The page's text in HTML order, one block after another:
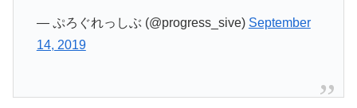
— ぷろぐれっしぶ (@progress_sive) September
14, 2019